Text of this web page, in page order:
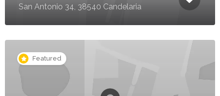
San Antonio 34, 38540 Candelaria
Featured